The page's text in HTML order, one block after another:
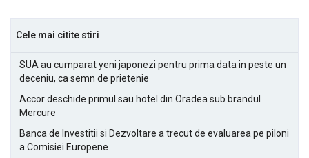
Cele mai citite stiri
SUA au cumparat yeni japonezi pentru prima data in peste un
deceniu, ca semn de prietenie
Accor deschide primul sau hotel din Oradea sub brandul
Mercure
Banca de Investitii si Dezvoltare a trecut de evaluarea pe piloni
a Comisiei Europene